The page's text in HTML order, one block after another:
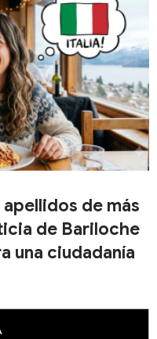
de más
de Bariloche
una ciudadanía